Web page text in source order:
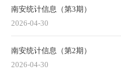
南安统计信息（第3期）
2026-04-30
南安统计信息（第2期）
2026-04-30